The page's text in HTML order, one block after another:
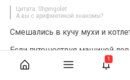
Цитата: Shpingolet
А вы с арифметикой знакомы?
Смешались в кучу мухи и
Если путешествуя машиной
спать на скамейке в парке,
сэкономить на этих
1